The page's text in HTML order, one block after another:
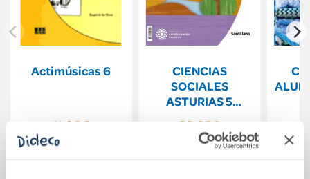
Actimúsicas 6
11,00€
CIENCIAS
SOCIALES
ASTURIAS 5
CONSTRUYENDO
MUNDOS
39,03€
Comprar
ALUM